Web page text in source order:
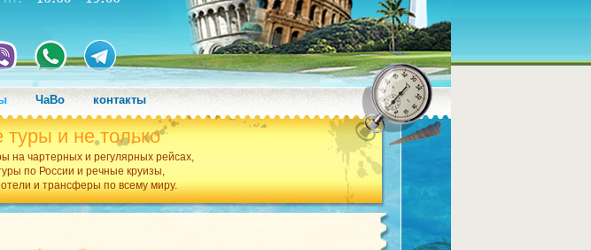
ЧаВо контакты
и не только
на чартерных и регулярных рейсах,
по России и речные круизы,
и трансферы по всему миру.